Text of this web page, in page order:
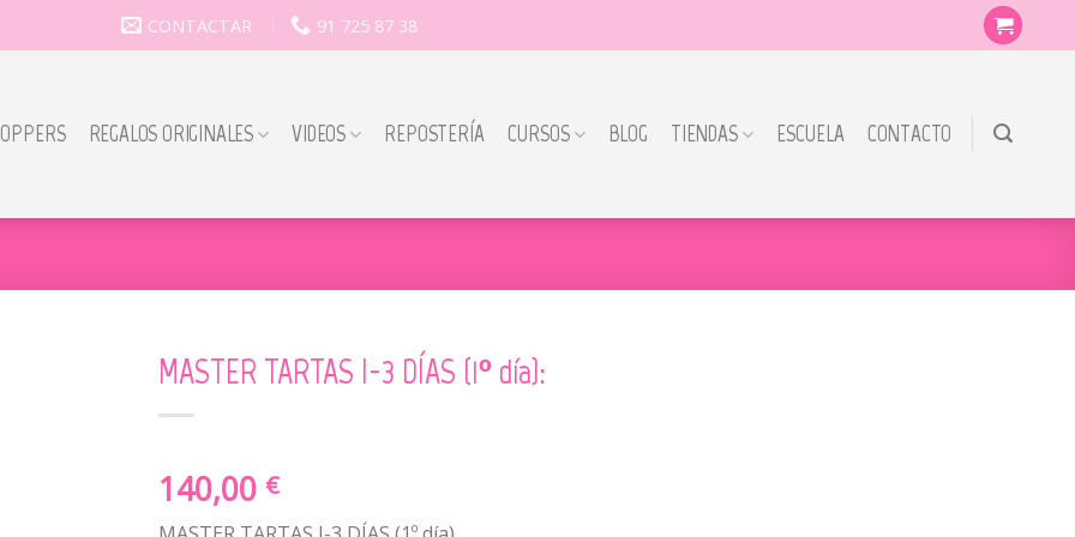
CONTACTAR 91 725 87 38
REGALOS ORIGINALES VIDEOS REPOSTERÍA CURSOS BLOG TIENDAS ESCUELA CONTACTO
MASTER TARTAS I-3 DÍAS (1º día):
140,00 €